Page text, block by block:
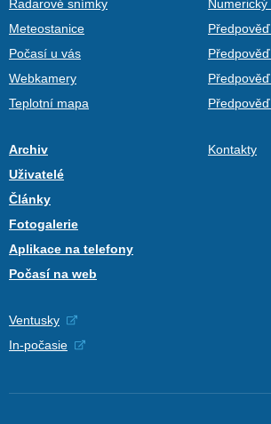
Radarové snímky
Meteostanice
Počasí u vás
Webkamery
Teplotní mapa
Numerický
Archiv
Uživatelé
Články
Fotogalerie
Aplikace na telefony
Počasí na web
Kontakty
Ventusky
In-počasie